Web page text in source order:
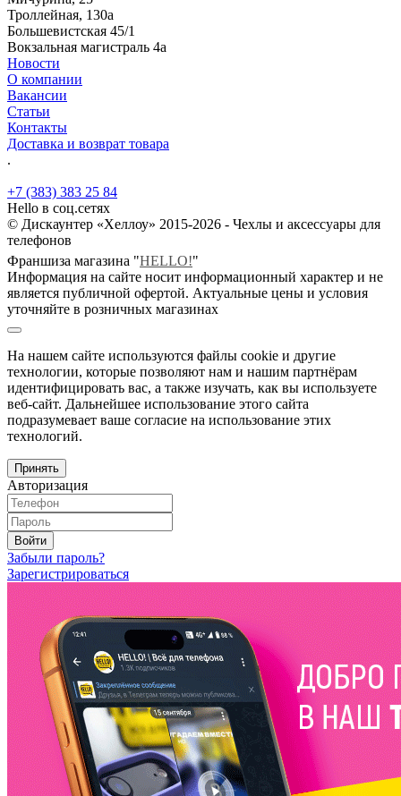
Троллейная, 130а
Большевистская 45/1
Вокзальная магистраль 4а
Новости
О компании
Вакансии
Статьи
Контакты
Доставка и возврат товара
.
+7 (383) 383 25 84
Hello в соц.сетях
© Дискаунтер «Хеллоу» 2015-2026 - Чехлы и аксессуары для
телефонов
Франшиза магазина "HELLO!"
Информация на сайте носит информационный характер и не
является публичной офертой. Актуальные цены и условия
уточняйте в розничных магазинах
На нашем сайте используются файлы cookie и другие
технологии, которые позволяют нам и нашим партнёрам
идентифицировать вас, а также изучать, как вы используете
веб-сайт. Дальнейшее использование этого сайта
подразумевает ваше согласие на использование этих
технологий.
Принять
Авторизация
Войти
Забыли пароль?
Зарегистрироваться